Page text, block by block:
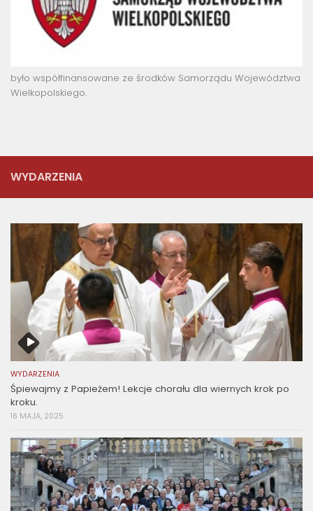
było współfinansowane ze środków Samorządu Województwa
Wielkopolskiego.
WYDARZENIA
WYDARZENIA
Śpiewajmy z Papieżem! Lekcje chorału dla wiernych krok po
kroku.
16 MAJA, 2025